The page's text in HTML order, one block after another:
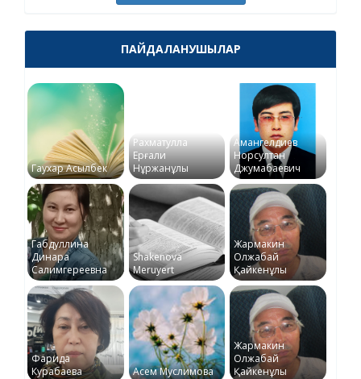
ПАЙДАЛАНУШЫЛАР
Гаухар Асылбек
Рахматулла
Ерғали
Нұржанұлы
Амангелдиев
Норсултан
Джумабаевич
Габдуллина
Динара
Салимгереевна
Shakenova
Meruyert
Жармакин
Олжабай
Қайкенұлы
Фарида
Курабаева
Асем Муслимова
Жармакин
Олжабай
Қайкенұлы